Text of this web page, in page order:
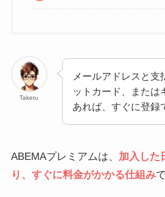
Takeru
メールアドレスと支
ットカード、または
あれば、すぐに登録
ABEMAプレミアムは、 加入した
り、すぐに料金がかかる仕組み